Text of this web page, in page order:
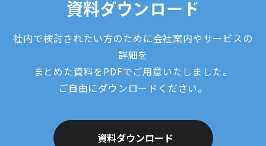
資料ダウンロード
社内で検討されたい方のために会社案内やサービスの
詳細を
まとめた資料をPDFでご用意いたしました。
ご自由にダウンロードください。
資料ダウンロード